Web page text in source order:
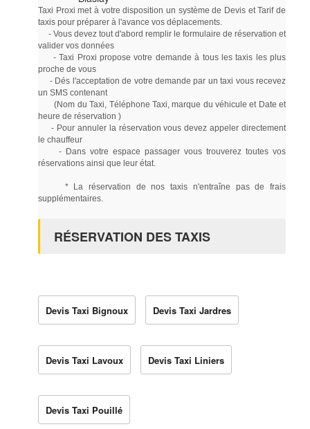
Taxi Proxi met à votre disposition un système de Devis et Tarif de
taxis pour préparer à l'avance vos déplacements.
- Vous devez tout d'abord remplir le formulaire de réservation et
valider vos données
- Taxi Proxi propose votre demande à tous les taxis les plus
proche de vous
- Dés l'acceptation de votre demande par un taxi vous recevez
un SMS contenant
(Nom du Taxi, Téléphone Taxi, marque du véhicule et Date et
heure de réservation )
- Pour annuler la réservation vous devez appeler directement
le chauffeur
- Dans votre espace passager vous trouverez toutes vos
réservations ainsi que leur état.
* La réservation de nos taxis n'entraîne pas de frais
supplémentaires.
RÉSERVATION DES TAXIS
Devis Taxi Bignoux Devis Taxi Jardres
Devis Taxi Lavoux Devis Taxi Liniers
Devis Taxi Pouillé